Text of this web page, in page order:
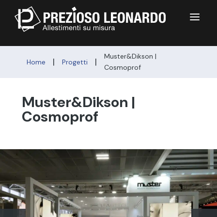
a
Home | Progetti |
Muster&Dikson |
Cosmoprof
Muster&Dikson |
Cosmoprof